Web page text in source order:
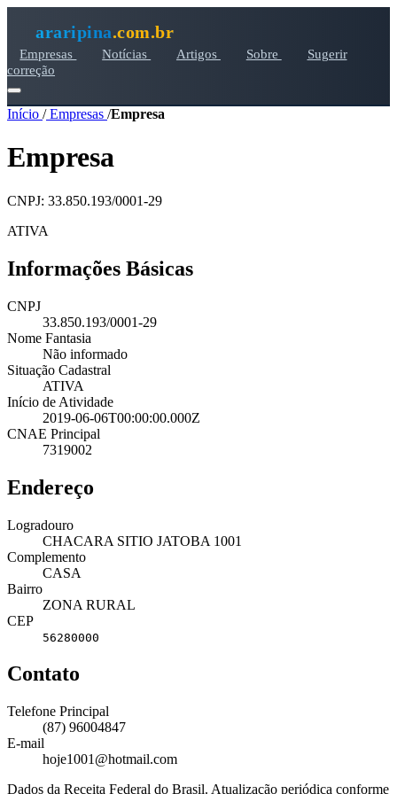
araripina.com.br
Empresas Notícias Artigos Sobre
Sugerir
correção
Início /Empresas /Empresa
Empresa
CNPJ: 33.850.193/0001-29
ATIVA
Informações Básicas
CNPJ
33.850.193/0001-29
Nome Fantasia
Não informado
Situação Cadastral
ATIVA
Início de Atividade
2019-06-06T00:00:00.000Z
CNAE Principal
7319002
Endereço
Logradouro
CHACARA SITIO JATOBA 1001
Complemento
CASA
Bairro
ZONA RURAL
CEP
56280000
Contato
Telefone Principal
(87) 96004847
E-mail
hoje1001@hotmail.com
Dados da Receita Federal do Brasil. Atualização periódica conforme